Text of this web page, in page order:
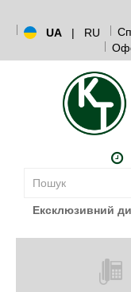
UA
| RU
Ексклюзивний